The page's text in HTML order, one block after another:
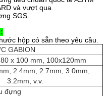
và vượt qua
SGS.
hộp có sẵn theo yêu cầu.
GABION
x 100 mm, 100x120mm
2.4mm, 2.7mm, 3.0mm,
3.2mm, v.v.
đựng